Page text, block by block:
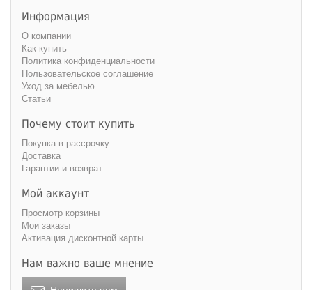
Информация
О компании
Как купить
Политика конфиденциальности
Пользовательское соглашение
Уход за мебелью
Статьи
Почему стоит купить
Покупка в рассрочку
Доставка
Гарантии и возврат
Мой аккаунт
Просмотр корзины
Мои заказы
Активация дисконтной карты
Нам важно ваше мнение